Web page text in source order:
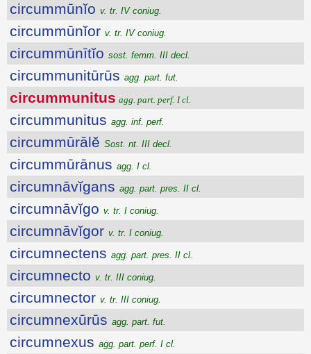
circummūnĭo v. tr. IV coniug.
circummūnĭor v. tr. IV coniug.
circummūnītĭo sost. femm. III decl.
circummunitūrūs agg. part. fut.
circummunitus agg. part. perf. I cl.
circummunitus agg. inf. perf.
circummūrālĕ Sost. nt. III decl.
circummūrānus agg. I cl.
circumnāvĭgans agg. part. pres. II cl.
circumnāvĭgo v. tr. I coniug.
circumnāvĭgor v. tr. I coniug.
circumnectens agg. part. pres. II cl.
circumnecto v. tr. III coniug.
circumnector v. tr. III coniug.
circumnexūrūs agg. part. fut.
circumnexus agg. part. perf. I cl.